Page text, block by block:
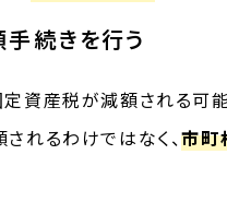
続きを行う
資産税が減額される可能
れるわけではなく、市町